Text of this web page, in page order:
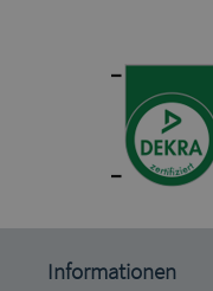
Informationen